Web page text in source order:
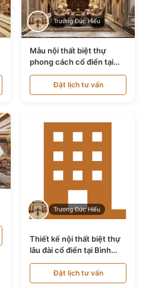
Trương Đức Hiếu
Mẫu nội thất biệt thự
phong cách cổ điển tại
Bình Dương NT24532
Đặt lịch tư vấn
Trương Đức Hiếu
Thiết kế nội thất biệt thự
lâu đài cổ điển tại Bình
Thuận NT21128
Đặt lịch tư vấn